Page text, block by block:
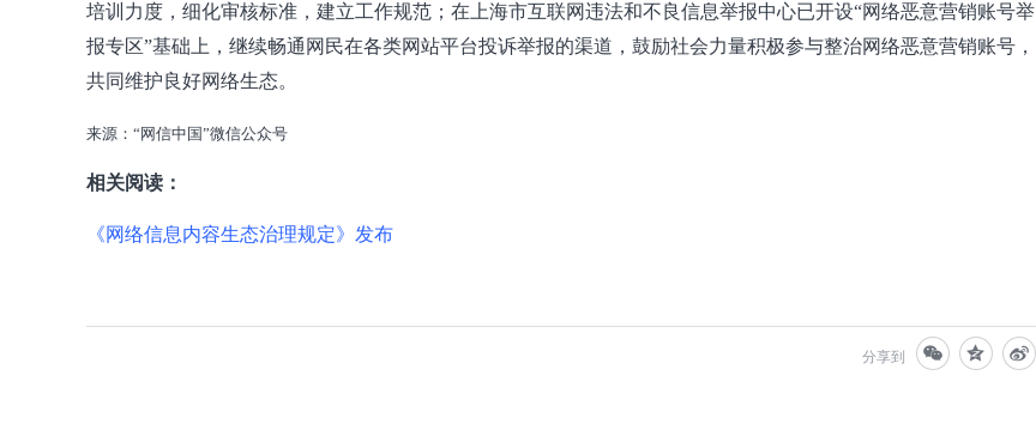
培训力度，细化审核标准，建立工作规范；在上海市互联网违法和不良信息举报中心已开设“网络恶意营销账号举
报专区”基础上，继续畅通网民在各类网站平台投诉举报的渠道，鼓励社会力量积极参与整治网络恶意营销账号，
共同维护良好网络生态。
来源：“网信中国”微信公众号
相关阅读：
《网络信息内容生态治理规定》发布
分享到